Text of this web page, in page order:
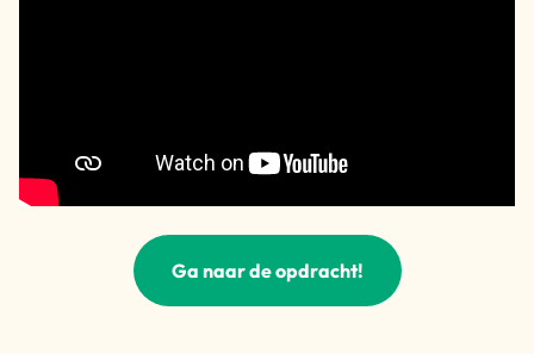
Ga naar de opdracht!